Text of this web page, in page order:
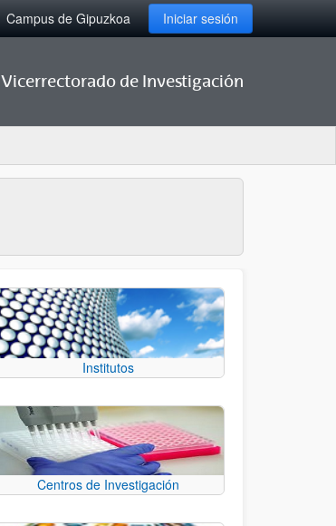
Campus de Gipuzkoa Iniciar sesión
Vicerrectorado de Investigación
Institutos
Centros de Investigación